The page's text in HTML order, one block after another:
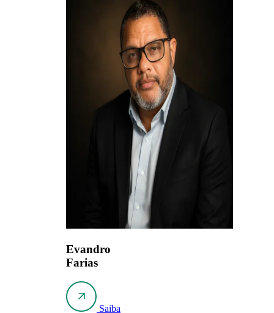
Evandro
Farias
Saiba